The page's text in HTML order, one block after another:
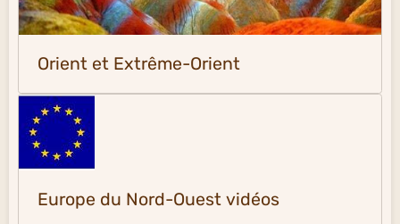
Orient et Extrême-Orient
Europe du Nord-Ouest vidéos